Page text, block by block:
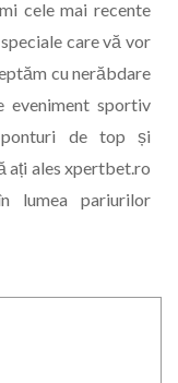
cele mai recente
care vă vor
cu nerăbdare
eveniment sportiv
de top și
ați ales xpertbet.ro
lumea pariurilor